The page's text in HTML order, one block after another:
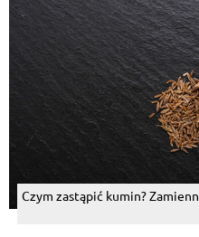
Czym zastąpić kumin?